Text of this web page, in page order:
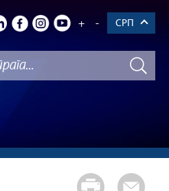
+ - СРП